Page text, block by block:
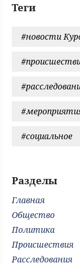
Теги
#новости
#социальное
Разделы
Главная
Общество
Политика
Происшествия
Расследования